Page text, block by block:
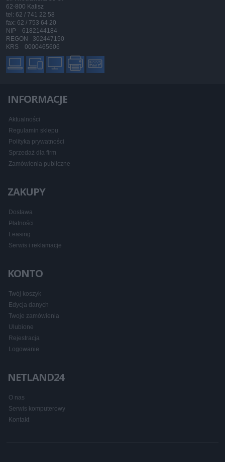
62-800 Kalisz
tel: 62 / 741 22 58
fax: 62 / 753 64 20
NIP 6182144184
REGON 302447150
KRS 0000465606
INFORMACJE
Aktualności
Regulamin sklepu
Polityka prywatności
Sprzedaż dla firm
Zamówienia publiczne
ZAKUPY
Dostawa
Płatności
Leasing
Serwis i reklamacje
KONTO
Twój koszyk
Edycja danych
Twoje zamówienia
Ulubione
Rejestracja
Logowanie
NETLAND24
O nas
Serwis komputerowy
Kontakt